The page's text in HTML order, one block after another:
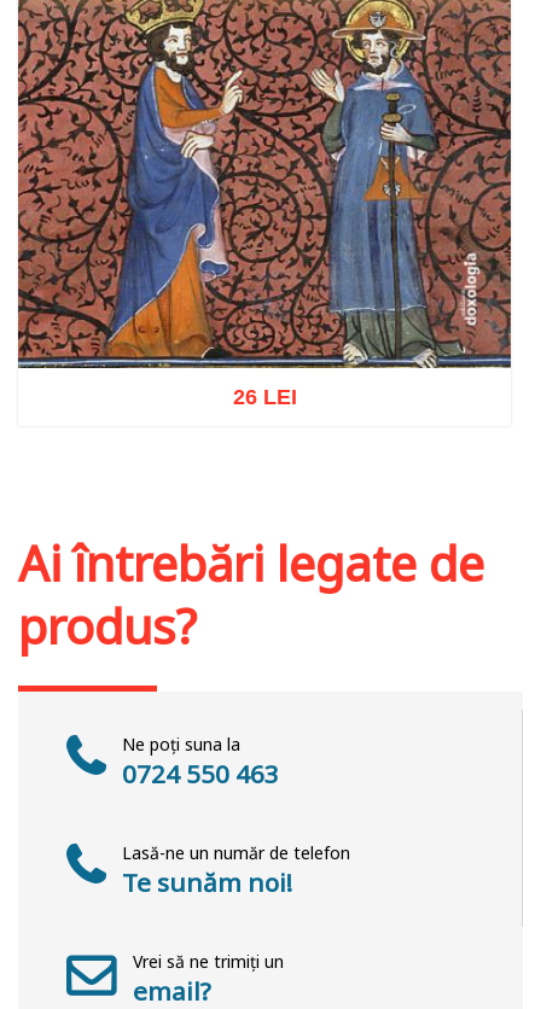
26 LEI
Ai întrebări legate de
produs?
Ne poți suna la
0724 550 463
Lasă-ne un număr de telefon
Te sunăm noi!
Vrei să ne trimiți un
email?